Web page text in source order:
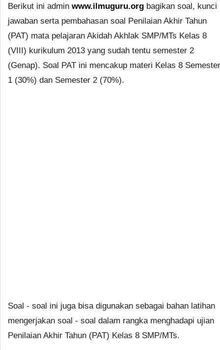
Berikut ini admin www.ilmuguru.org bagikan soal, kunci
jawaban serta pembahasan soal Penilaian Akhir Tahun
(PAT) mata pelajaran Akidah Akhlak SMP/MTs Kelas 8
(VIII) kurikulum 2013 yang sudah tentu semester 2
(Genap). Soal PAT ini mencakup materi Kelas 8 Semester
1 (30%) dan Semester 2 (70%).
Soal - soal ini juga bisa digunakan sebagai bahan latihan
mengerjakan soal - soal dalam rangka menghadapi ujian
Penilaian Akhir Tahun (PAT) Kelas 8 SMP/MTs.